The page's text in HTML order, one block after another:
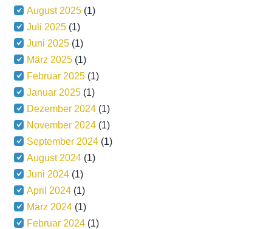
August 2025 (1)
Juli 2025 (1)
Juni 2025 (1)
März 2025 (1)
Februar 2025 (1)
Januar 2025 (1)
Dezember 2024 (1)
November 2024 (1)
September 2024 (1)
August 2024 (1)
Juni 2024 (1)
April 2024 (1)
März 2024 (1)
Februar 2024 (1)